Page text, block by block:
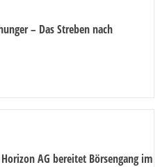
– Das Streben nach
AG bereitet Börsengang im